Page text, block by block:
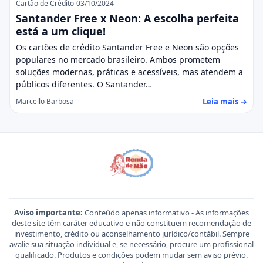
Cartão de Crédito 03/10/2024
Santander Free x Neon: A escolha perfeita
está a um clique!
Os cartões de crédito Santander Free e Neon são opções
populares no mercado brasileiro. Ambos prometem
soluções modernas, práticas e acessíveis, mas atendem a
públicos diferentes. O Santander…
Marcello Barbosa Leia mais →
Aviso importante: Conteúdo apenas informativo - As informações
deste site têm caráter educativo e não constituem recomendação de
investimento, crédito ou aconselhamento jurídico/contábil. Sempre
avalie sua situação individual e, se necessário, procure um profissional
qualificado. Produtos e condições podem mudar sem aviso prévio.